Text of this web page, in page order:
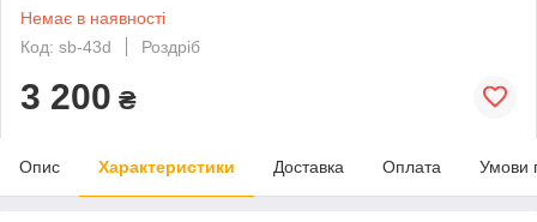
Немає в наявності
Код: sb-43d
Роздріб
3 200 ₴
Опис Характеристики Доставка Оплата Умови